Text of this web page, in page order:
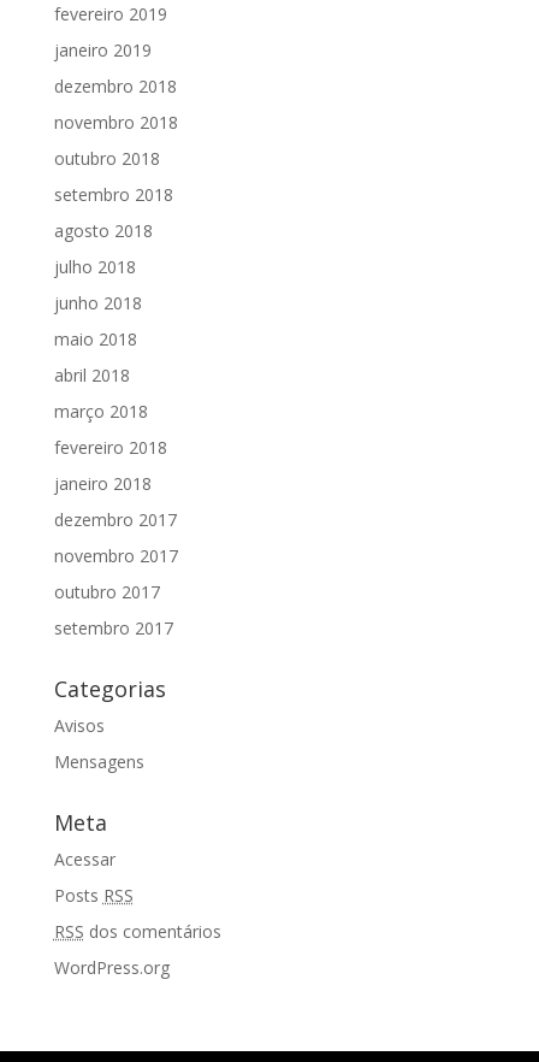
fevereiro 2019
janeiro 2019
dezembro 2018
novembro 2018
outubro 2018
setembro 2018
agosto 2018
julho 2018
junho 2018
maio 2018
abril 2018
março 2018
fevereiro 2018
janeiro 2018
dezembro 2017
novembro 2017
outubro 2017
setembro 2017
Categorias
Avisos
Mensagens
Meta
Acessar
Posts RSS
RSS dos comentários
WordPress.org